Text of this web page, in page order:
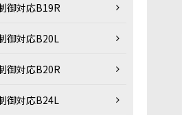
御対応B19R
御対応B20L
御対応B20R
御対応B24L